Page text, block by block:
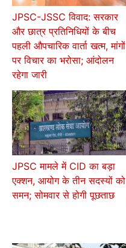
JPSC-JSSC विवाद: सरकार
और छात्र प्रतिनिधियों के बीच
पहली औपचारिक वार्ता खत्म, मांगों
पर विचार का भरोसा; आंदोलन
रहेगा जारी
JPSC मामले में CID का बड़ा
एक्शन, आयोग के तीन सदस्यों को
समन; सोमवार से होगी पूछताछ